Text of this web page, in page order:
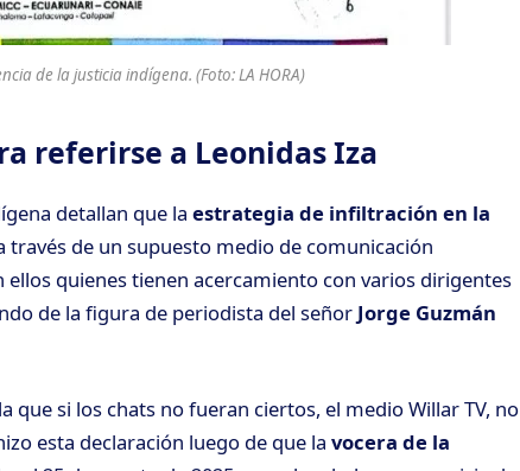
de la justicia indígena. (Foto: LA HORA)
referirse a Leonidas Iza
detallan que la estrategia de infiltración en la
través de un supuesto medio de comunicación
ellos quienes tienen acercamiento con varios dirigentes
de la figura de periodista del señor Jorge Guzmán
que si los chats no fueran ciertos, el medio Willar TV, no
esta declaración luego de que la vocera de la